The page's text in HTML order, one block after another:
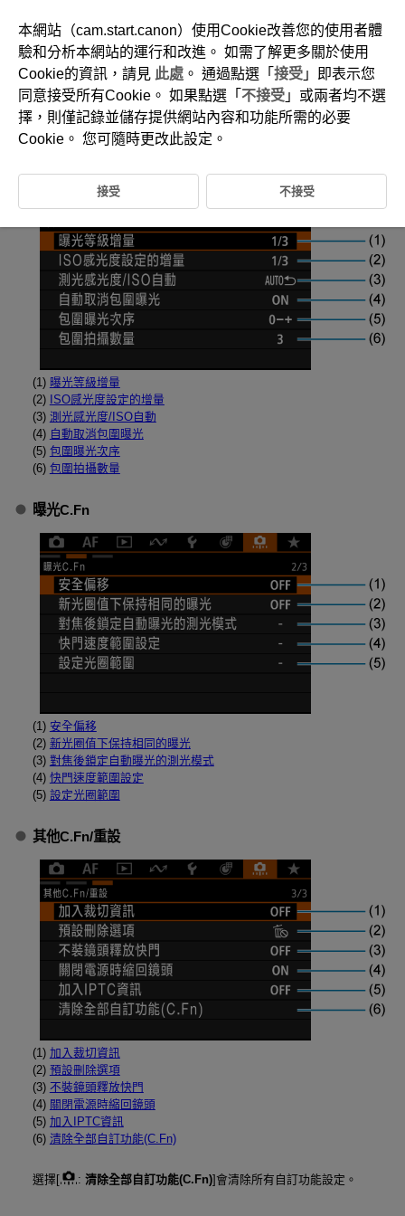
D388-235
設定頁選單：自訂功能
(1) 曝光等級增量
(2)
ISO感光度設定的增量
(3) 測光感光度/ISO自動
(4) 自動取消包圍曝光
(5) 包圍曝光次序
(6) 包圍拍攝數量
曝光C.Fn
(1) 安全偏移
(2) 新光圈值下保持相同的曝光
(3) 對焦後鎖定自動曝光的測光模式
(4) 快門速度範圍設定
(5) 設定光圈範圍
其他C.Fn/重設
(1) 加入裁切資訊
(2) 預設刪除選項
(3) 不裝鏡頭釋放快門
(4) 關閉電源時縮回鏡頭
(5) 加入IPTC資訊
(6) 清除全部自訂功能(C.Fn)
選擇[ : 清除全部自訂功能(C.Fn)]會清除所有自訂功能設定。
本網站（cam.start.canon）使用Cookie改善您的使用者體
驗和分析本網站的運行和改進。 如需了解更多關於使用
Cookie的資訊，請見 此處 。 通過點選「 接受 」即表示您
同意接受所有Cookie。 如果點選「 不接受 」或兩者均不選
擇，則僅記錄並儲存提供網站內容和功能所需的必要
Cookie。 您可隨時更改此設定。
接受 不接受